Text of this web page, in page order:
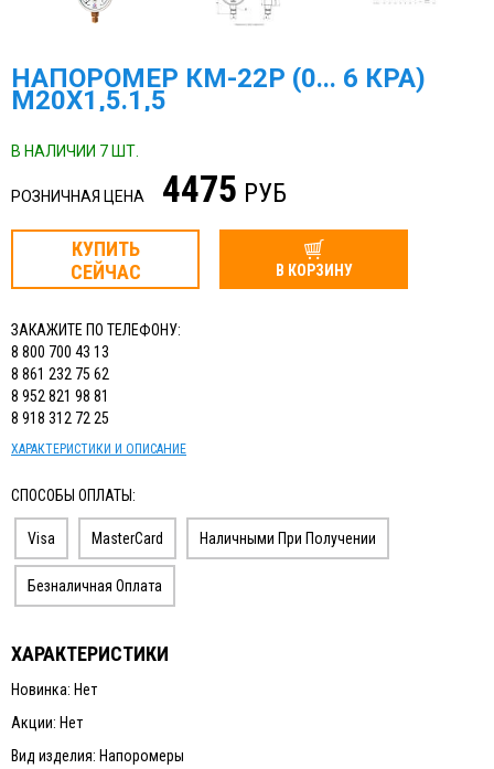
НАПОРОМЕР КМ-22Р (0... 6 КРА)
М20Х1,5.1,5
В НАЛИЧИИ 7 ШТ.
РОЗНИЧНАЯ ЦЕНА 4475 РУБ
КУПИТЬ
СЕЙЧАС
В КОРЗИНУ
ЗАКАЖИТЕ ПО ТЕЛЕФОНУ:
8 800 700 43 13
8 861 232 75 62
8 952 821 98 81
8 918 312 72 25
ХАРАКТЕРИСТИКИ И ОПИСАНИЕ
СПОСОБЫ ОПЛАТЫ:
Visa MasterCard Наличными При Получении
Безналичная Оплата
ХАРАКТЕРИСТИКИ
Новинка: Нет
Акции: Нет
Вид изделия: Напоромеры